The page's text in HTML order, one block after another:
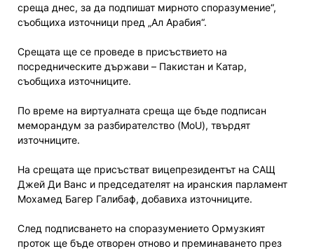
среща днес, за да подпишат мирното споразумение“,
съобщиха източници пред „Ал Арабия“.
Срещата ще се проведе в присъствието на
посредническите държави – Пакистан и Катар,
съобщиха източниците.
По време на виртуалната среща ще бъде подписан
меморандум за разбирателство (MoU), твърдят
източниците.
На срещата ще присъстват вицепрезидентът на САЩ
Джей Ди Ванс и председателят на иранския парламент
Мохамед Багер Галибаф, добавиха източниците.
След подписването на споразумението Ормузкият
проток ще бъде отворен отново и преминаването през